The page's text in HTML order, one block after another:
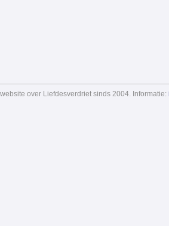
over Liefdesverdriet sinds 2004. Informatie: